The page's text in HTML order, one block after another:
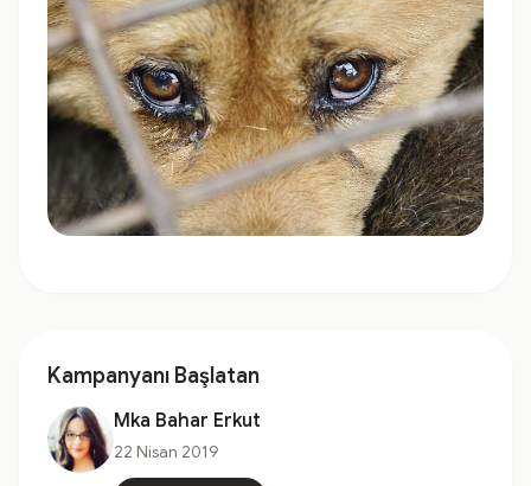
Kampanyanı Başlatan
Mka Bahar Erkut
22 Nisan 2019